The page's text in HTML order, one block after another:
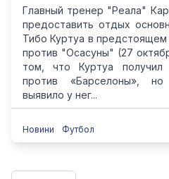
Главный тренер "Реала"
предоставить отдых
Тибо Куртуа в предстоящем
против "Осасуны" (27
том, что Куртуа
против «Барселоны»,
выявило у нег...
Новини Футбол